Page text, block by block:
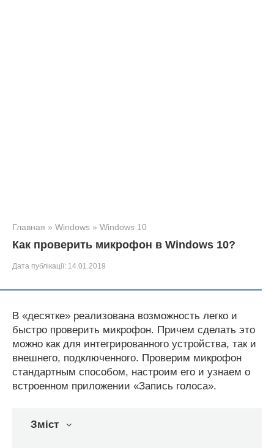
Главная » Windows » Windows 10
Как проверить микрофон в Windows 10?
Дата публікації: 14.01.2019
В «десятке» реализована возможность легко и
быстро проверить микрофон. Причем сделать это
можно как для интегрированного устройства, так и
внешнего, подключенного. Проверим микрофон
стандартным способом, настроим его и узнаем о
встроенном приложении «Запись голоса».
Зміст